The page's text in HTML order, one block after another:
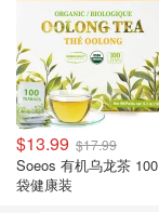
$13.99 $17.99
Soeos 有机乌龙茶 100
袋健康装